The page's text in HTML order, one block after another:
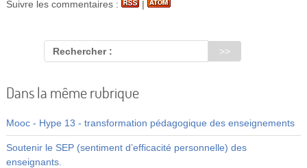
Suivre les commentaires : |
Rechercher :
Dans la même rubrique
Mooc - Hype 13 - transformation pédagogique des enseignements
Soutenir le SEP (sentiment d’efficacité personnelle) des
enseignants.